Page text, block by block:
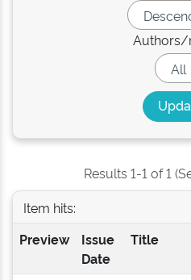
Authors/
Results 1-1 of 1
Item hits:
Preview
Issue
Date
Title